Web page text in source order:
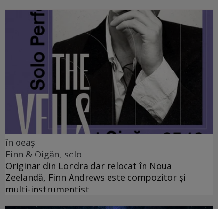
în oeaș
Finn & Oigăn, solo
Originar din Londra dar relocat în Noua
Zeelandă, Finn Andrews este compozitor și
multi-instrumentist.